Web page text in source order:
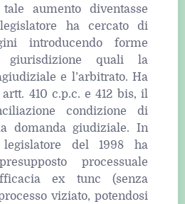
aumento diventasse
ha cercato di
introducendo forme
giurisdizione quali la
e l’arbitrato. Ha
410 c.p.c. e 412 bis, il
condizione di
domanda giudiziale. In
del 1998 ha
processuale
ex tunc (senza
viziato, potendosi